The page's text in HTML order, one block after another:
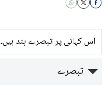
اس کہانی پر تبصرے بند ہیں۔
تبصرے